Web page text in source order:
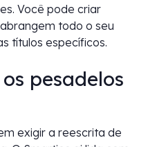
Você pode criar
todo o seu
títulos específicos.
pesadelos
exigir a reescrita de